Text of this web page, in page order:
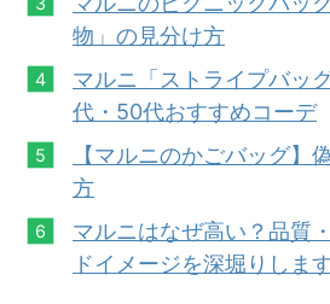
物」の見分け方
マルニ「ストライプバッ
代・50代おすすめコーデ
【マルニのかごバッグ】
方
マルニはなぜ高い？品質
ドイメージを深堀りしま